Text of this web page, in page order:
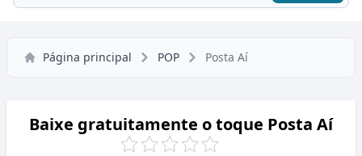
Página principal POP Posta Aí
Baixe gratuitamente o toque Posta Aí